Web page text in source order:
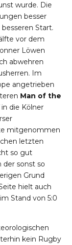
wurde. Die
besser
Start.
vor dem
Löwen
abwehren
Im
angetrieben
Man of the
die Kölner
mitgenommen
letzten
so gut
sonst so
Grund
hielt auch
Stand von 5:0
kein Rugby